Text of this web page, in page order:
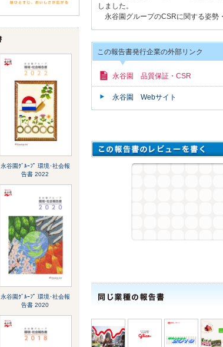
永谷園ｸﾞﾙｰﾌﾟ 環境･社会報
告書 2022
永谷園ｸﾞﾙｰﾌﾟ 環境･社会報
告書 2020
しました。
永谷園グループのCSRに関する姿勢
この報告書発行企業の外部リンク
永谷園 品質保証・CSR
永谷園 Webサイト